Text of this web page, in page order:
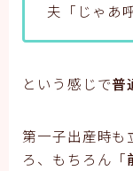
夫「じゃあ
という感じで普
第一子出産時も
ろ、もちろん「